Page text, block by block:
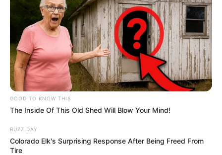
Inspirado en películas comoBlack
Panther ,Teneto incluso Inception, donde los
límites del espacio y tiempo son desafiados por
tecnologías futuristas, este nuevo sistema
parece fusionar lo mejor del cine con la
realidad.
GOOD TO KNOW THIS
The Inside Of This Old Shed Will Blow Your Mind!
BUZZ DAY
Colorado Elk's Surprising Response After Being Freed From
Tire